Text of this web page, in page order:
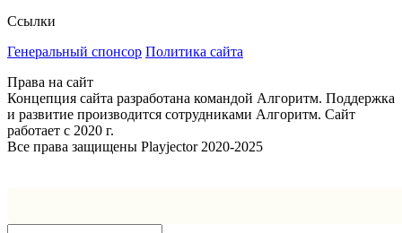
Ссылки
Генеральный спонсор Политика сайта
Права на сайт
Концепция сайта разработана командой Алгоритм. Поддержка
и развитие производится сотрудниками Алгоритм. Сайт
работает с 2020 г.
Все права защищены Playjector 2020-2025